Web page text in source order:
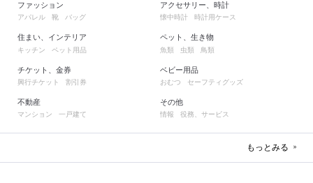
ファッション
アパレル 靴 バッグ
住まい、インテリア
キッチン ペット用品
チケット、金券
興行チケット 割引券
不動産
マンション 一戸建て
アクセサリー、時計
懐中時計 時計用ケース
ペット、生き物
魚類 虫類 鳥類
ベビー用品
おむつ セーフティグッズ
その他
情報 役務、サービス
もっとみる